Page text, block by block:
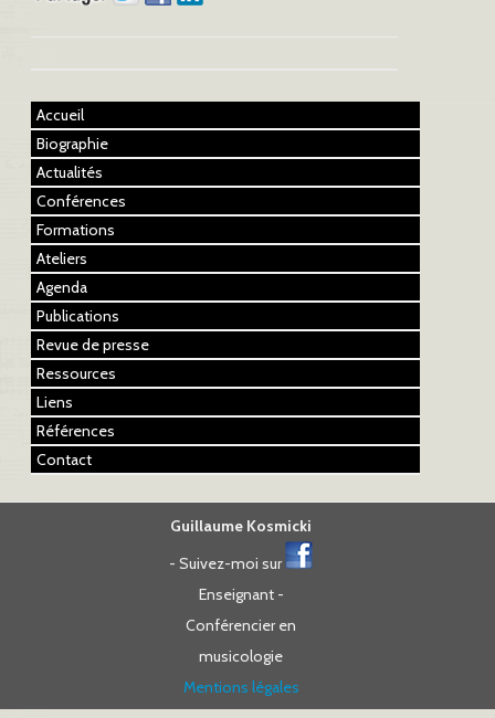
Accueil
Biographie
Actualités
Conférences
Formations
Ateliers
Agenda
Publications
Revue de presse
Ressources
Liens
Références
Contact
Guillaume Kosmicki
- Suivez-moi sur
Enseignant -
Conférencier en
musicologie
Mentions légales